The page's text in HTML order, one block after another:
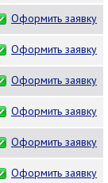
Оформить заявку
Оформить заявку
Оформить заявку
Оформить заявку
Оформить заявку
Оформить заявку